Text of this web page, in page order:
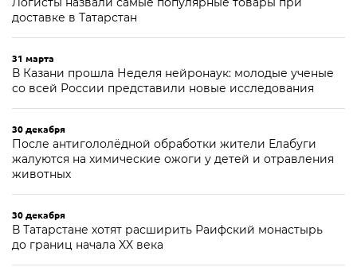
доставке в Татарстан
31 марта
В Казани прошла Неделя нейронаук: молодые ученые
со всей России представили новые исследования
30 декабря
После антигололёдной обработки жители Елабуги
жалуются на химические ожоги у детей и отравления
животных
30 декабря
В Татарстане хотят расширить Раифский монастырь
до границ начала XX века